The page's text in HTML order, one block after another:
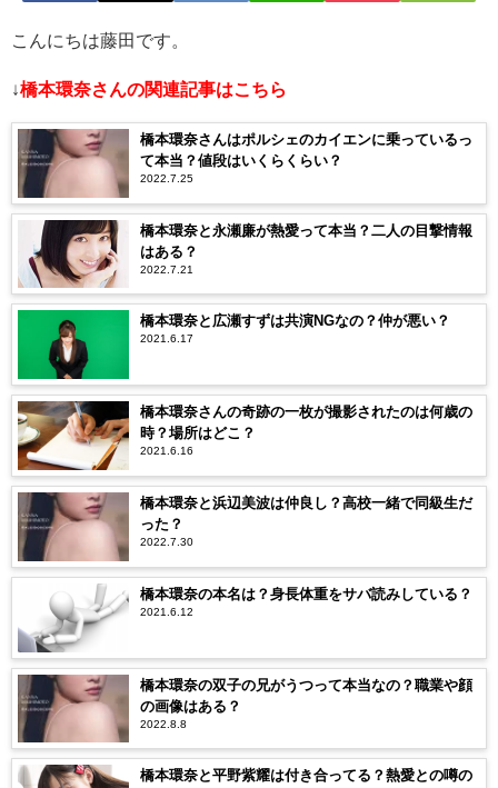
こんにちは藤田です。
↓橋本環奈さんの関連記事はこちら
橋本環奈さんはポルシェのカイエンに乗っているっ
て本当？値段はいくらくらい？
2022.7.25
橋本環奈と永瀬廉が熱愛って本当？二人の目撃情報
はある？
2022.7.21
橋本環奈と広瀬すずは共演NGなの？仲が悪い？
2021.6.17
橋本環奈さんの奇跡の一枚が撮影されたのは何歳の
時？場所はどこ？
2021.6.16
橋本環奈と浜辺美波は仲良し？高校一緒で同級生だ
った？
2022.7.30
橋本環奈の本名は？身長体重をサバ読みしている？
2021.6.12
橋本環奈の双子の兄がうつって本当なの？職業や顔
の画像はある？
2022.8.8
橋本環奈と平野紫耀は付き合ってる？熱愛との噂の